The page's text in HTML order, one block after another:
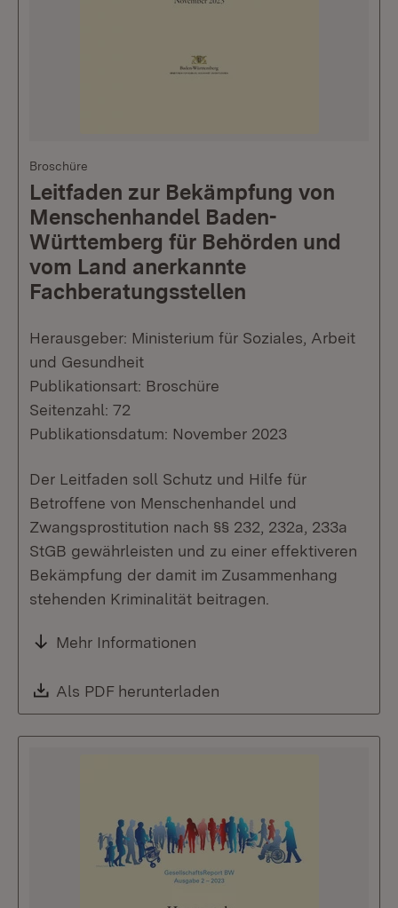
Broschüre
Leitfaden zur Bekämpfung von
Menschenhandel Baden-
Württemberg für Behörden und
vom Land anerkannte
Fachberatungsstellen
Herausgeber: Ministerium für Soziales, Arbeit
und Gesundheit
Publikationsart: Broschüre
Seitenzahl: 72
Publikationsdatum: November 2023
Der Leitfaden soll Schutz und Hilfe für
Betroffene von Menschenhandel und
Zwangsprostitution nach §§ 232, 232a, 233a
StGB gewährleisten und zu einer effektiveren
Bekämpfung der damit im Zusammenhang
stehenden Kriminalität beitragen.
Mehr Informationen
Download:
Als PDF herunterladen